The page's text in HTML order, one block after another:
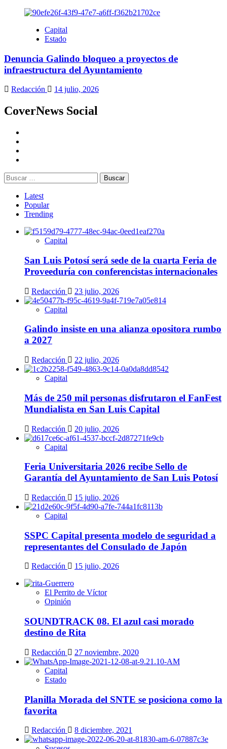
Capital
Estado
Denuncia Galindo bloqueo a proyectos de
infraestructura del Ayuntamiento
Redacción 14 julio, 2026
CoverNews Social
Latest
Popular
Trending
Capital
San Luis Potosí será sede de la cuarta Feria de
Proveeduría con conferencistas internacionales
Redacción 23 julio, 2026
Capital
Galindo insiste en una alianza opositora rumbo
a 2027
Redacción 22 julio, 2026
Capital
Más de 250 mil personas disfrutaron el FanFest
Mundialista en San Luis Capital
Redacción 20 julio, 2026
Capital
Feria Universitaria 2026 recibe Sello de
Garantía del Ayuntamiento de San Luis Potosí
Redacción 15 julio, 2026
Capital
SSPC Capital presenta modelo de seguridad a
representantes del Consulado de Japón
Redacción 15 julio, 2026
El Perrito de Víctor
Opinión
SOUNDTRACK 08. El azul casi morado
destino de Rita
Redacción 27 noviembre, 2020
Capital
Estado
Planilla Morada del SNTE se posiciona como la
favorita
Redacción 8 diciembre, 2021